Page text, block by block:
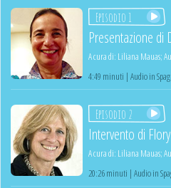
Episodio 1
Presentazione di
A cura di: Liliana Mauas;
4:49 minuti | Audio in
Episodio 2
Intervento di
A cura di: Liliana Mauas;
20:26 minuti | Audio in